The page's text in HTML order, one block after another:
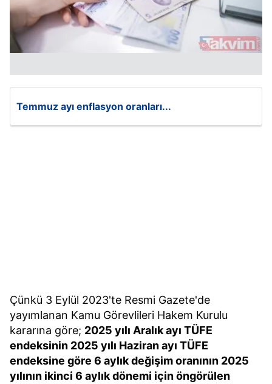
Temmuz ayı enflasyon oranları...
Çünkü 3 Eylül 2023'te Resmi Gazete'de
yayımlanan Kamu Görevlileri Hakem Kurulu
kararına göre; 2025 yılı Aralık ayı TÜFE
endeksinin 2025 yılı Haziran ayı TÜFE
endeksine göre 6 aylık değişim oranının 2025
yılının ikinci 6 aylık dönemi için öngörülen